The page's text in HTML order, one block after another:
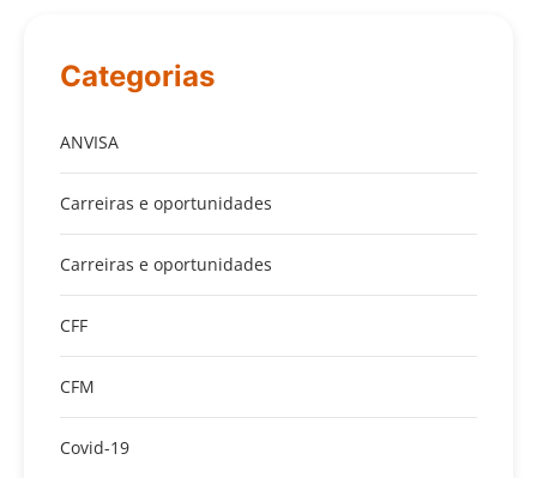
Categorias
ANVISA
Carreiras e oportunidades
Carreiras e oportunidades
CFF
CFM
Covid-19